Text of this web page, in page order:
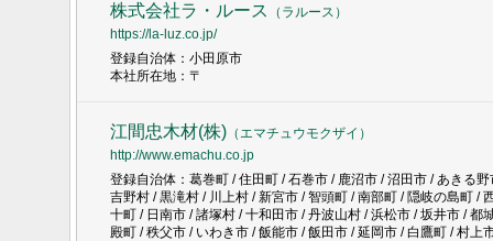
株式会社ラ・ルース （ ラルース ）
https://la-luz.co.jp/
登録自治体：小田原市
本社所在地：〒
江間忠木材(株)（エマチュウモクザイ ）
http://www.emachu.co.jp
登録自治体：葛巻町 / 住田町 / 石巻市 / 鹿沼市 / 沼田市 / あきる
吉野村 / 黒滝村 / 川上村 / 新宮市 / 智頭町 / 南部町 / 隠岐の島町 /
十町 / 日南市 / 諸塚村 / 十和田市 / 丹波山村 / 浜松市 / 坂井市 /
殿町 / 秩父市 / いわき市 / 飯能市 / 飯田市 / 延岡市 / 白鷹町 / 村